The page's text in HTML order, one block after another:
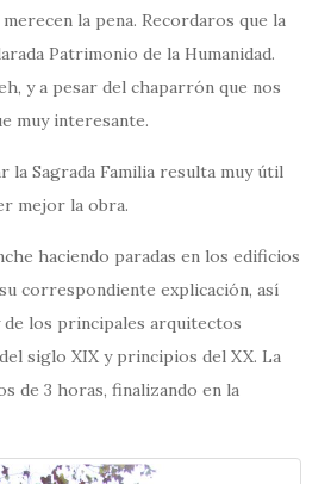
la pena. Recordaros que la
Patrimonio de la Humanidad.
y a pesar del chaparrón que nos
muy interesante.
la Sagrada Familia resulta muy útil
mejor la obra.
haciendo paradas en los edificios
correspondiente explicación, así
de los principales arquitectos
siglo XIX y principios del XX. La
de 3 horas, finalizando en la